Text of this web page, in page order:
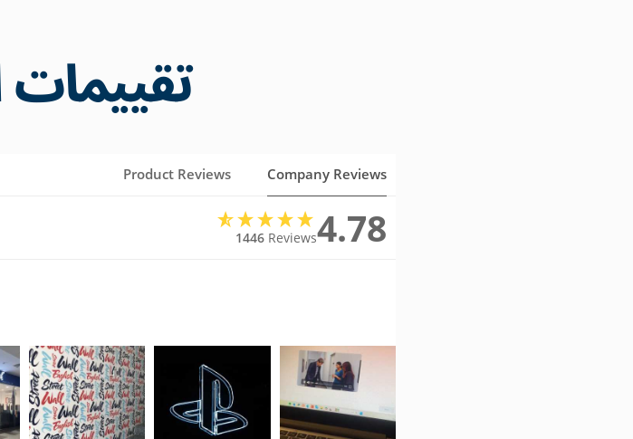
Company Reviews
Product Reviews
4.78
1446 Reviews